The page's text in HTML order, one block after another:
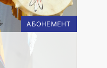
АБОНЕМЕНТ